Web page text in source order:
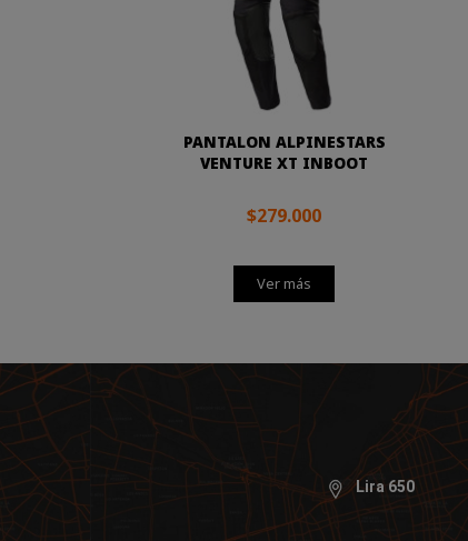
PANTALON ALPINESTARS
VENTURE XT INBOOT
$279.000
Ver más
Lira 650